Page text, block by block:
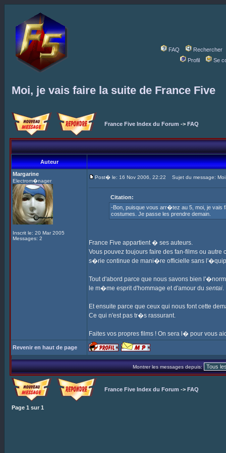
FAQ
Rechercher
Profil
Se
Moi, je vais faire la suite de France Five
France Five Index du Forum -> FAQ
Auteur
Margarine
Electrom�nager
Inscrit le: 20 Mar 2005
Messages: 2
Post� le: 16 Nov 2006, 22:22 Sujet du message:
Citation:
-Bon, puisque vous arr�tez au 5, moi, je vais
costumes. Je passe les prendre demain.
France Five appartient � ses auteurs.
Vous pouvez toujours faire des fan-films ou
s�rie continue de mani�re officielle sans
Tout d'abord parce que nous savons bien
le m�me esprit d'hommage et d'amour du sentai.
Et ensuite parce que ceux qui nous font cette
Ce qui n'est pas tr�s rassurant.
Faites vos propres films ! On sera l� pour vous
Revenir en haut de page
Montrer les messages depuis:
France Five Index du Forum -> FAQ
Page 1 sur 1